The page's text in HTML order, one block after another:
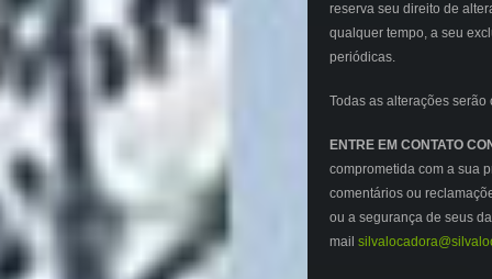
reserva seu direito de
qualquer tempo, a seu
periódicas.
Todas as alterações
ENTRE EM CONTATO
comprometida com a sua
comentários ou
ou a segurança de seus
mail